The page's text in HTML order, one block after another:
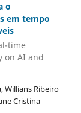
o
em tempo
time
on AI and
Willians Ribeiro
Cristina